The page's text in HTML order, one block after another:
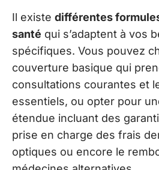
Il existe différentes
santé qui s’adaptent à vos
spécifiques. Vous pouvez
couverture basique qui
consultations courantes et
essentiels, ou opter pour
étendue incluant des
prise en charge des frais
optiques ou encore le